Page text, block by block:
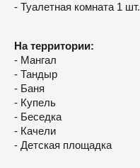
- Туалетная комната 1 шт.
На территории:
- Мангал
- Тандыр
- Баня
- Купель
- Беседка
- Качели
- Детская площадка